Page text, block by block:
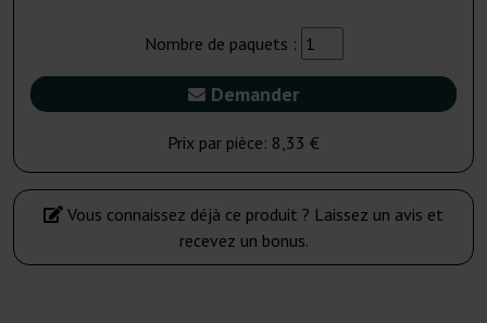
Nombre de paquets :
Demander
Prix par pièce: 8,33 €
Vous connaissez déjà ce produit ? Laissez un avis et
recevez un bonus.